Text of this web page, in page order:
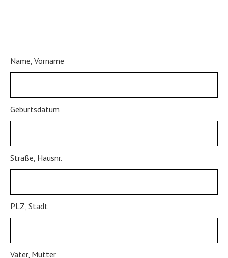
Name, Vorname
Geburtsdatum
Straße, Hausnr.
PLZ, Stadt
Vater, Mutter